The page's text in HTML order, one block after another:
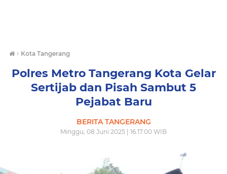
› Kota Tangerang
Polres Metro Tangerang Kota Gelar
Sertijab dan Pisah Sambut 5
Pejabat Baru
BERITA TANGERANG
Minggu, 08 Juni 2025 | 16.17.00 WIB